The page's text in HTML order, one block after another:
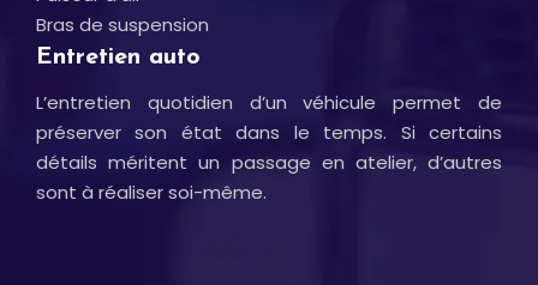
Bras de suspension
Entretien auto
L’entretien quotidien d’un véhicule permet de
préserver son état dans le temps. Si certains
détails méritent un passage en atelier, d’autres
sont à réaliser soi-même.